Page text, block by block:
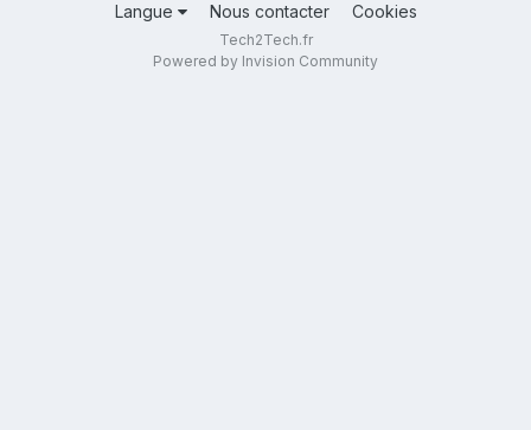
Langue Nous contacter Cookies
Tech2Tech.fr
Powered by Invision Community